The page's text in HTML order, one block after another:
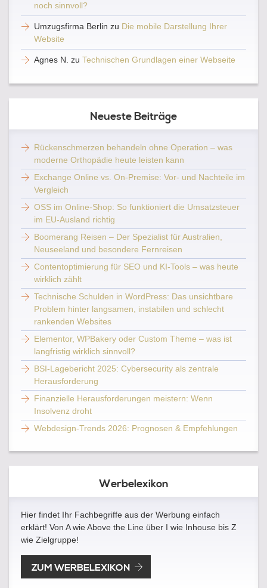
noch sinnvoll?
Umzugsfirma Berlin zu Die mobile Darstellung Ihrer
Website
Agnes N. zu Technischen Grundlagen einer Webseite
Neueste Beiträge
Rückenschmerzen behandeln ohne Operation – was
moderne Orthopädie heute leisten kann
Exchange Online vs. On-Premise: Vor- und Nachteile im
Vergleich
OSS im Online-Shop: So funktioniert die Umsatzsteuer
im EU-Ausland richtig
Boomerang Reisen – Der Spezialist für Australien,
Neuseeland und besondere Fernreisen
Contentoptimierung für SEO und KI-Tools – was heute
wirklich zählt
Technische Schulden in WordPress: Das unsichtbare
Problem hinter langsamen, instabilen und schlecht
rankenden Websites
Elementor, WPBakery oder Custom Theme – was ist
langfristig wirklich sinnvoll?
BSI-Lagebericht 2025: Cybersecurity als zentrale
Herausforderung
Finanzielle Herausforderungen meistern: Wenn
Insolvenz droht
Webdesign-Trends 2026: Prognosen & Empfehlungen
Werbelexikon
Hier findet Ihr Fachbegriffe aus der Werbung einfach
erklärt! Von A wie Above the Line über I wie Inhouse bis Z
wie Zielgruppe!
ZUM WERBELEXIKON